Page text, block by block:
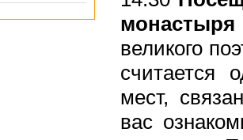
монастыря
великого
считается
мест,
вас